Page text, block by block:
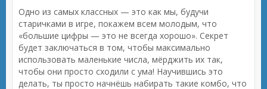
Одно из самых классных — это как мы, будучи
старичками в игре, покажем всем молодым, что
«большие цифры — это не всегда хорошо». Секрет
будет заключаться в том, чтобы максимально
использовать маленькие числа, мёрджить их так,
чтобы они просто сходили с ума! Научившись это
делать, ты просто начнёшь набирать такие комбо, что